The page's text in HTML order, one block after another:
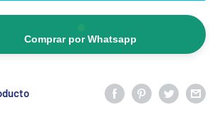
Comprar por Whatsapp